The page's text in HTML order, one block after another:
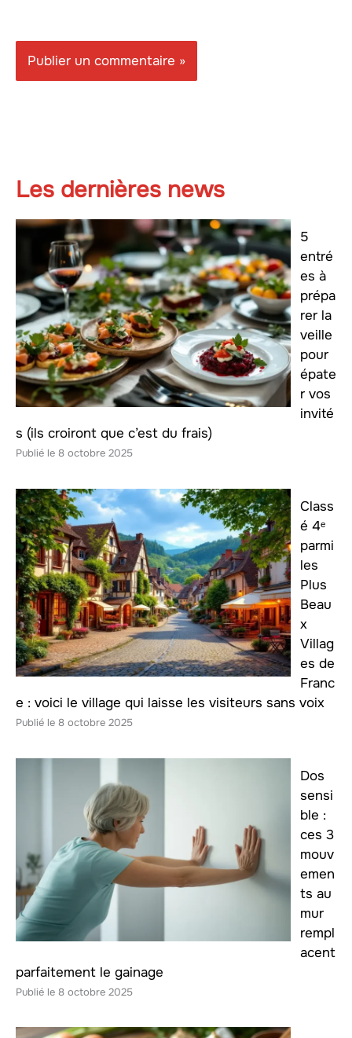
Les dernières news
5
entré
es à
prépa
rer la
veille
pour
épate
r vos
invité
s (ils croiront que c’est du frais)
8 octobre 2025
Class
é 4ᵉ
parmi
les
Plus
Beau
x
Villag
es de
Franc
e : voici le village qui laisse les visiteurs sans voix
8 octobre 2025
Dos
sensi
ble :
ces 3
mouv
emen
ts au
mur
rempl
acent
parfaitement le gainage
8 octobre 2025